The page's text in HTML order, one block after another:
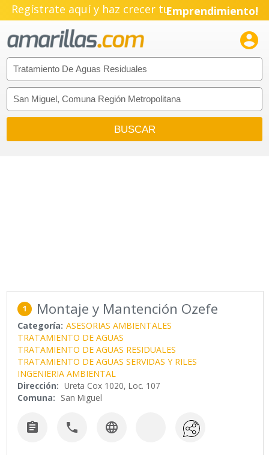
Regístrate aquí y haz crecer tuEmprendimiento!

1 Montaje y Mantención Ozefe
Categoría: ASESORIAS AMBIENTALES
TRATAMIENTO DE AGUAS
TRATAMIENTO DE AGUAS RESIDUALES
TRATAMIENTO DE AGUAS SERVIDAS Y RILES
INGENIERIA AMBIENTAL
Dirección: Ureta Cox 1020, Loc. 107
Comuna: San Miguel
  